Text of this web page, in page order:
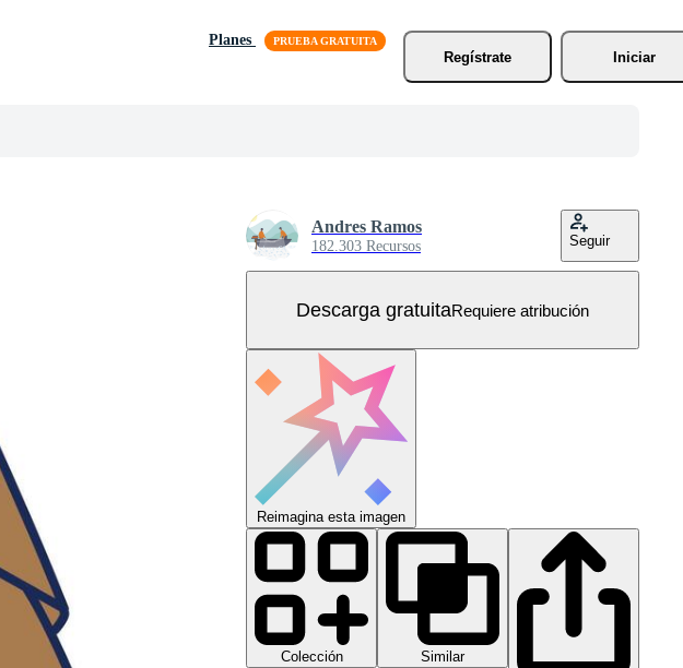
Planes
Regístrate
Iniciar
Andres Ramos
182.303 Recursos Seguir
Descarga gratuitaRequiere atribución
Reimagina esta imagen
Colección
Similar